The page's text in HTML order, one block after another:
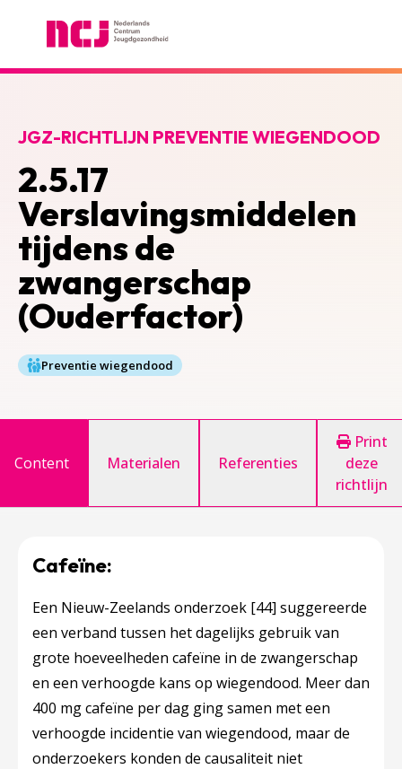
2.5.17
Verslavingsmiddelen
tijdens de
zwangerschap
(Ouderfactor)
JGZ-RICHTLIJN PREVENTIE WIEGENDOOD
Preventie wiegendood
Content Materialen Referenties
Print
deze
richtlijn
Cafeïne:
Een Nieuw-Zeelands onderzoek [44] suggereerde
een verband tussen het dagelijks gebruik van
grote hoeveelheden cafeïne in de zwangerschap
en een verhoogde kans op wiegendood. Meer dan
400 mg cafeïne per dag ging samen met een
verhoogde incidentie van wiegendood, maar de
onderzoekers konden de causaliteit niet